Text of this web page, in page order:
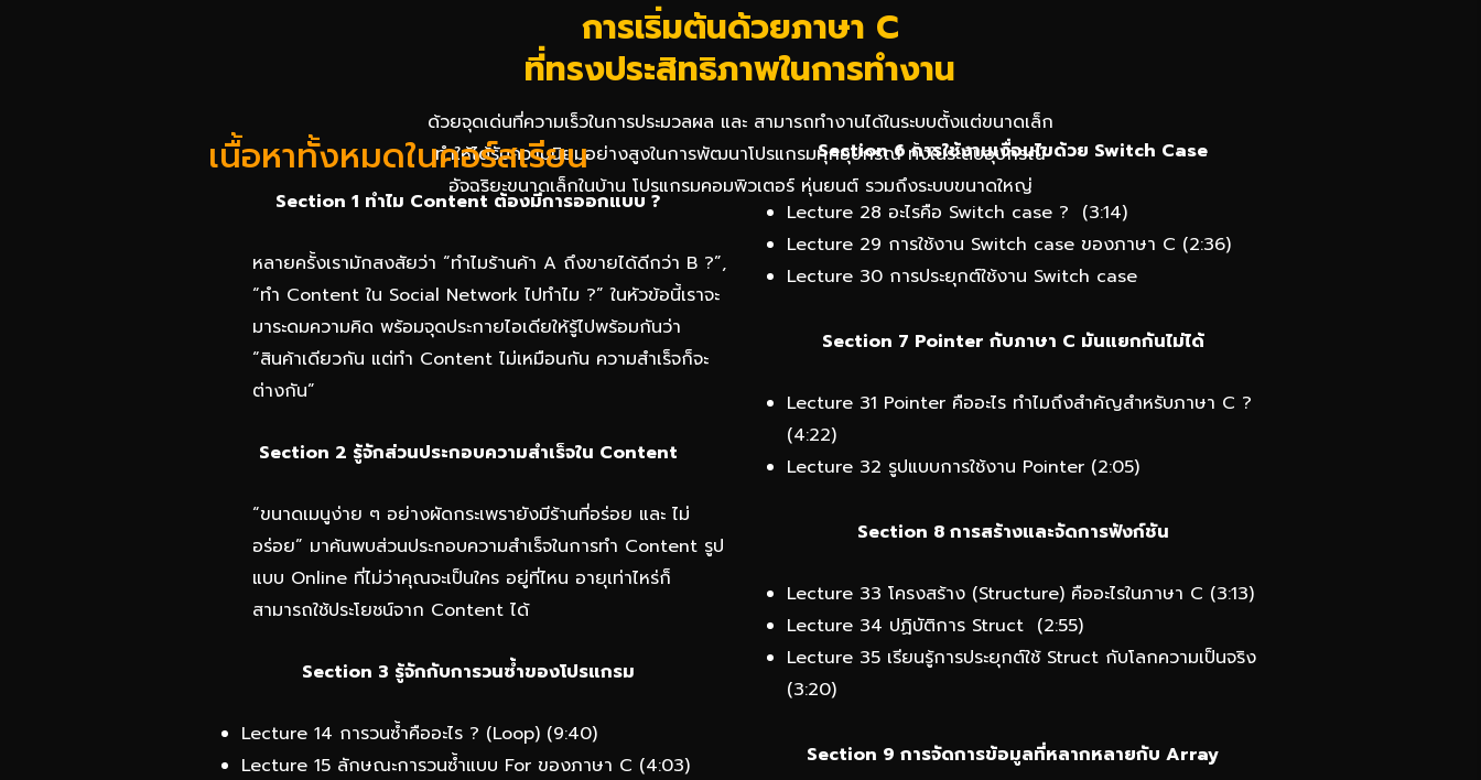
การเริ่มต้นด้วยภาษา C
ที่ทรงประสิทธิภาพในการทำงาน
ด้วยจุดเด่นที่ความเร็วในการประมวลผล และ สามารถทำงานได้ในระบบตั้งแต่ขนาดเล็ก
ทำให้ได้รับความนิยมอย่างสูงในการพัฒนาโปรแกรมทุกอุปกรณ์ ทั้งในระดับอุปกรณ์
อัจฉริยะขนาดเล็กในบ้าน โปรแกรมคอมพิวเตอร์ หุ่นยนต์ รวมถึงระบบขนาดใหญ่
เนื้อหาทั้งหมดในคอร์สเรียน
Section 1 ทำไม Content ต้องมีการออกแบบ ?
หลายครั้งเรามักสงสัยว่า “ทำไมร้านค้า A ถึงขายได้ดีกว่า B ?”,
“ทำ Content ใน Social Network ไปทำไม ?” ในหัวข้อนี้เราจะ
มาระดมความคิด พร้อมจุดประกายไอเดียให้รู้ไปพร้อมกันว่า
“สินค้าเดียวกัน แต่ทำ Content ไม่เหมือนกัน ความสำเร็จก็จะ
ต่างกัน”
Section 2 รู้จักส่วนประกอบความสำเร็จใน Content
“ขนาดเมนูง่าย ๆ อย่างผัดกระเพรายังมีร้านที่อร่อย และ ไม่
อร่อย” มาค้นพบส่วนประกอบความสำเร็จในการทำ Content รูป
แบบ Online ที่ไม่ว่าคุณจะเป็นใคร อยู่ที่ไหน อายุเท่าไหร่ก็
สามารถใช้ประโยชน์จาก Content ได้
Section 3 รู้จักกับการวนซ้ำของโปรแกรม
Lecture 14 การวนซ้ำคืออะไร ? (Loop) (9:40)
Lecture 15 ลักษณะการวนซ้ำแบบ For ของภาษา C (4:03)
Section 6 การใช้งานเงื่อนไขด้วย Switch Case
Lecture 28 อะไรคือ Switch case ? (3:14)
Lecture 29 การใช้งาน Switch case ของภาษา C (2:36)
Lecture 30 การประยุกต์ใช้งาน Switch case
Section 7 Pointer กับภาษา C มันแยกกันไม่ได้
Lecture 31 Pointer คืออะไร ทำไมถึงสำคัญสำหรับภาษา C ?
(4:22)
Lecture 32 รูปแบบการใช้งาน Pointer (2:05)
Section 8 การสร้างและจัดการฟังก์ชัน
Lecture 33 โครงสร้าง (Structure) คืออะไรในภาษา C (3:13)
Lecture 34 ปฏิบัติการ Struct (2:55)
Lecture 35 เรียนรู้การประยุกต์ใช้ Struct กับโลกความเป็นจริง
(3:20)
Section 9 การจัดการข้อมูลที่หลากหลายกับ Array